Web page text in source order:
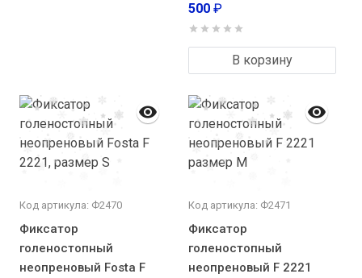
500 ₽
В корзину
Код артикула: Ф2470
Фиксатор
голеностопный
неопреновый Fosta F
Код артикула: Ф2471
Фиксатор
голеностопный
неопреновый F 2221